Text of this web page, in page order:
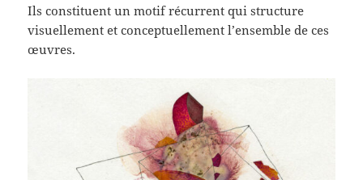
Ils constituent un motif récurrent qui structure
visuellement et conceptuellement l’ensemble de ces
œuvres.